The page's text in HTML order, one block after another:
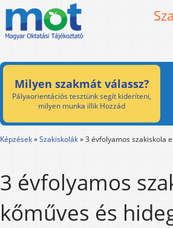
Milyen szakmát válassz?
Pályaorientációs tesztünk segít kideríteni,
milyen munka illik Hozzád
Képzések»Szakiskolák»3 évfolyamos szakiskola
3 évfolyamos
kőműves és